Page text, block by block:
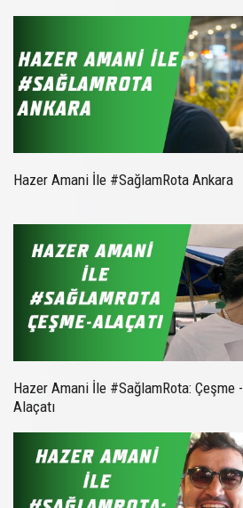
Hazer Amani İle #SağlamRota Ankara
Hazer Amani İle #SağlamRota: Çeşme -
Alaçatı